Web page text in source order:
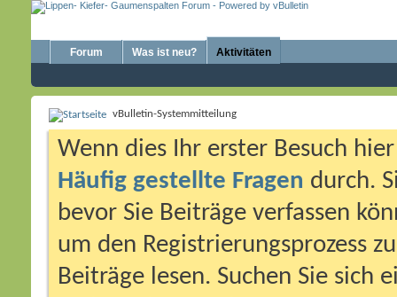
Forum Was ist neu? Aktivitäten
vBulletin-Systemmitteilung
Wenn dies Ihr erster Besuch
Häufig gestellte Fragen durch.
bevor Sie Beiträge verfassen
um den Registrierungsprozess
Beiträge lesen. Suchen Sie sich